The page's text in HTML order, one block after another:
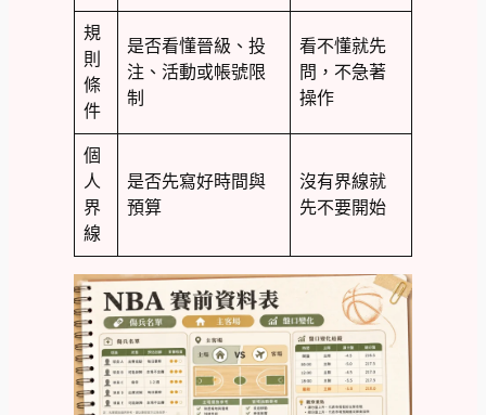
規
則
條
件
是否看懂晉級、投
注、活動或帳號限
制
看不懂就先
問，不急著
操作
個
人
界
線
是否先寫好時間與
預算
沒有界線就
先不要開始